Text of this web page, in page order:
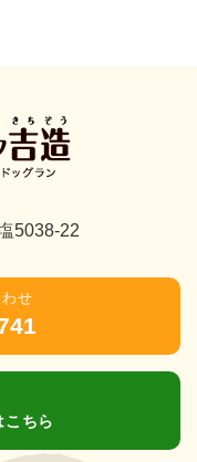
5038-22
せ
こちら